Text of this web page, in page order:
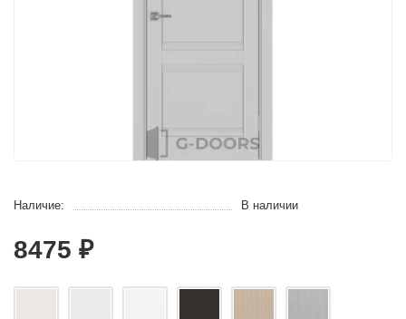
Наличие: В наличии
8475 ₽